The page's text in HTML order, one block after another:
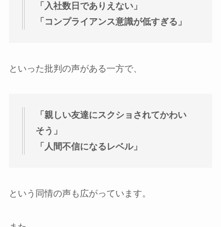
「入社数日でありえない」
「コンプライアンス意識が低すぎる」
といった批判の声がある一方で、
「親しい友達にスクショされてかわい
そう」
「人間不信になるレベル」
という同情の声も広がっています。